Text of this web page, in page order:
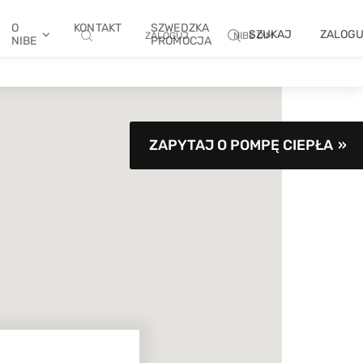
O
NIBE
KONTAKT
SZWEDZKA
PROMOCJA
SZUKAJ
ZALOGUJ NIBE DIM
ZAPYTAJ O POMPĘ CIEPŁA